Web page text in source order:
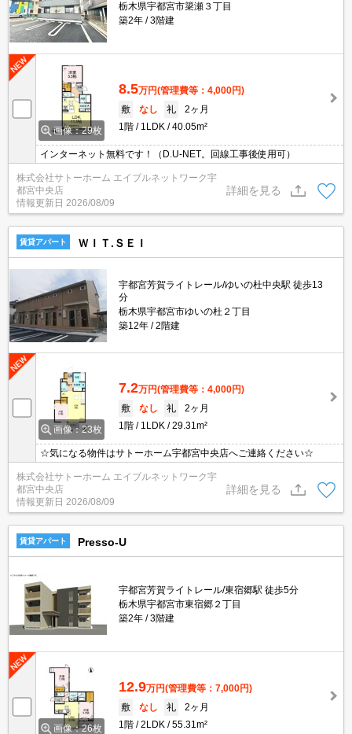
栃木県宇都宮市簗瀬３丁目
築2年
3階建
画像：29枚
8.5万円(管理費等：4,000円)
敷
なし 礼
2ヶ月
1階
1LDK 40.05m²
インターネット無料です！（D.U-NET。回線工事後使用可）
株式会社サトーホーム エイブルネットワーク宇
都宮中央店
情報更新日 2026/08/09
詳細を見る
賃貸アパート ＷＩＴ.ＳＥＩ
宇都宮芳賀ライトレール/ゆいの杜中央駅 徒歩13
分
栃木県宇都宮市ゆいの杜２丁目
築12年
2階建
画像：23枚
7.2万円(管理費等：4,000円)
敷
なし 礼
2ヶ月
1階
1LDK 29.31m²
☆気になる物件はサトーホーム宇都宮中央店へご連絡ください☆
株式会社サトーホーム エイブルネットワーク宇
都宮中央店
情報更新日 2026/08/09
詳細を見る
賃貸アパート Presso-U
宇都宮芳賀ライトレール/東宿郷駅 徒歩5分
栃木県宇都宮市東宿郷２丁目
築2年
3階建
画像：26枚
12.9万円(管理費等：7,000円)
敷
なし 礼
2ヶ月
1階
2LDK 55.31m²